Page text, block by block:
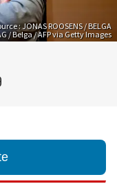
: JONAS ROOSENS / BELGA
/ Belga / AFP via Getty Images